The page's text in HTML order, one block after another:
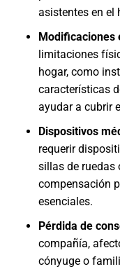
asistentes en el
Modificaciones
limitaciones
hogar, como
características
ayudar a cubrir
Dispositivos
requerir
sillas de ruedas
compensación
esenciales.
Pérdida de
compañía,
cónyuge o